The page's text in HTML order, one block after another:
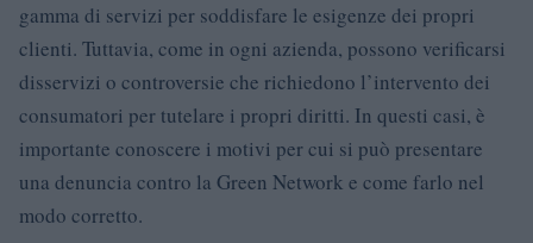
gamma di servizi per soddisfare le esigenze dei propri
clienti. Tuttavia, come in ogni azienda, possono verificarsi
disservizi o controversie che richiedono l’intervento dei
consumatori per tutelare i propri diritti. In questi casi, è
importante conoscere i motivi per cui si può presentare
una denuncia contro la Green Network e come farlo nel
modo corretto.